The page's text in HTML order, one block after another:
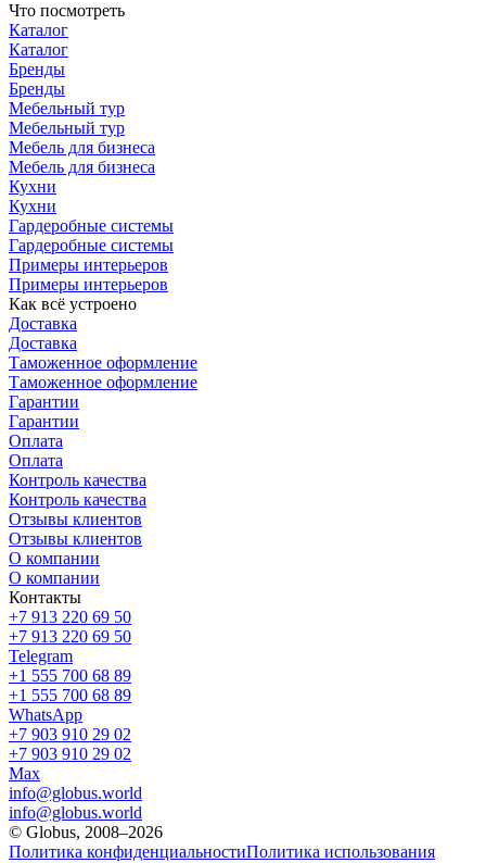
Что посмотреть
Каталог
Каталог
Бренды
Бренды
Мебельный тур
Мебельный тур
Мебель для бизнеса
Мебель для бизнеса
Кухни
Кухни
Гардеробные системы
Гардеробные системы
Примеры интерьеров
Примеры интерьеров
Как всё устроено
Доставка
Доставка
Таможенное оформление
Таможенное оформление
Гарантии
Гарантии
Оплата
Оплата
Контроль качества
Контроль качества
Отзывы клиентов
Отзывы клиентов
О компании
О компании
Контакты
+7 913 220 69 50
+7 913 220 69 50
Telegram
+1 555 700 68 89
+1 555 700 68 89
WhatsApp
+7 903 910 29 02
+7 903 910 29 02
Max
info@globus.world
info@globus.world
© Globus, 2008–2026
Политика конфиденциальностиПолитика использования